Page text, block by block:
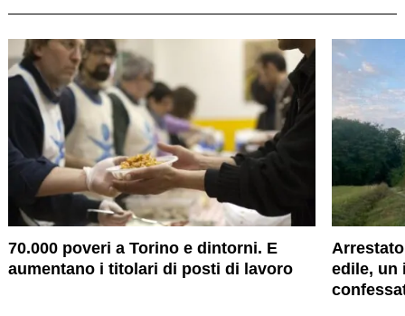
70.000 poveri a Torino e dintorni. E
aumentano i titolari di posti di lavoro
edile, un